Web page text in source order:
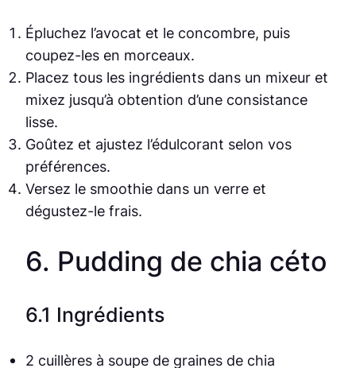
Épluchez l’avocat et le concombre, puis
coupez-les en morceaux.
Placez tous les ingrédients dans un mixeur et
mixez jusqu’à obtention d’une consistance
lisse.
Goûtez et ajustez l’édulcorant selon vos
préférences.
Versez le smoothie dans un verre et
dégustez-le frais.
6. Pudding de chia céto
6.1 Ingrédients
2 cuillères à soupe de graines de chia